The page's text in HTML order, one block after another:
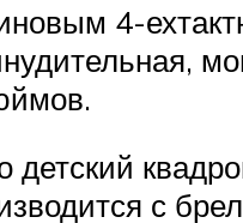
4-
с